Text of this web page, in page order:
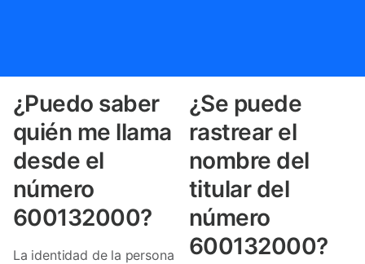
¿Puedo saber
quién me llama
desde el
número
600132000?
La identidad de la persona
¿Se puede
rastrear el
nombre del
titular del
número
600132000?